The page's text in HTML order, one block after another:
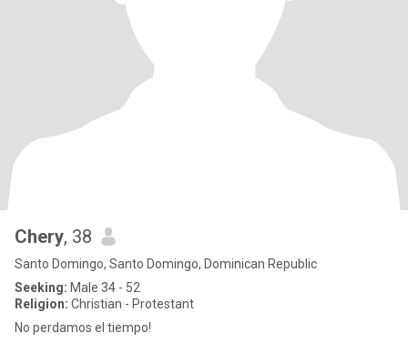
Chery, 38
Santo Domingo, Santo Domingo, Dominican Republic
Seeking: Male 34 - 52
Religion: Christian - Protestant
No perdamos el tiempo!